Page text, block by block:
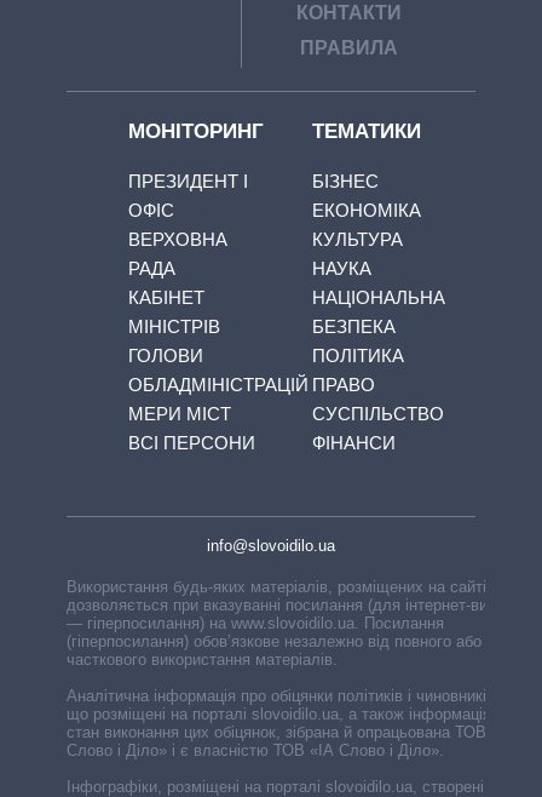
КОНТАКТИ
ПРАВИЛА
МОНІТОРИНГ
ПРЕЗИДЕНТ І
ОФІС
ВЕРХОВНА
РАДА
КАБІНЕТ
МІНІСТРІВ
ГОЛОВИ
ОБЛАДМІНІСТРАЦІЙ
МЕРИ МІСТ
ВСІ ПЕРСОНИ
ТЕМАТИКИ
БІЗНЕС
ЕКОНОМІКА
КУЛЬТУРА
НАУКА
НАЦІОНАЛЬНА
БЕЗПЕКА
ПОЛІТИКА
ПРАВО
СУСПІЛЬСТВО
ФІНАНСИ
info@slovoidilo.ua
Використання будь-яких матеріалів, розміщених на сайті,
дозволяється при вказуванні посилання (для інтернет-видань
— гіперпосилання) на www.slovoidilo.ua. Посилання
(гіперпосилання) обов’язкове незалежно від повного або
часткового використання матеріалів.
Аналітична інформація про обіцянки політиків і чиновників,
що розміщені на порталі slovoidilo.ua, а також інформація про
стан виконання цих обіцянок, зібрана й опрацьована ТОВ «ІА
Слово і Діло» і є власністю ТОВ «ІА Слово і Діло».
Інфографіки, розміщені на порталі slovoidilo.ua, створені ГО